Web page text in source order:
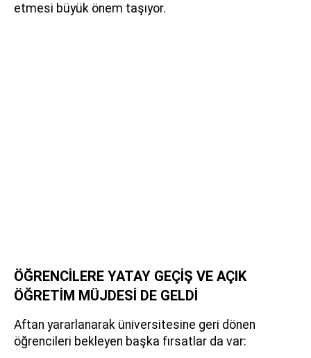
etmesi büyük önem taşıyor.
ÖĞRENCİLERE YATAY GEÇİŞ VE AÇIK
ÖĞRETİM MÜJDESİ DE GELDİ
Aftan yararlanarak üniversitesine geri dönen
öğrencileri bekleyen başka fırsatlar da var: